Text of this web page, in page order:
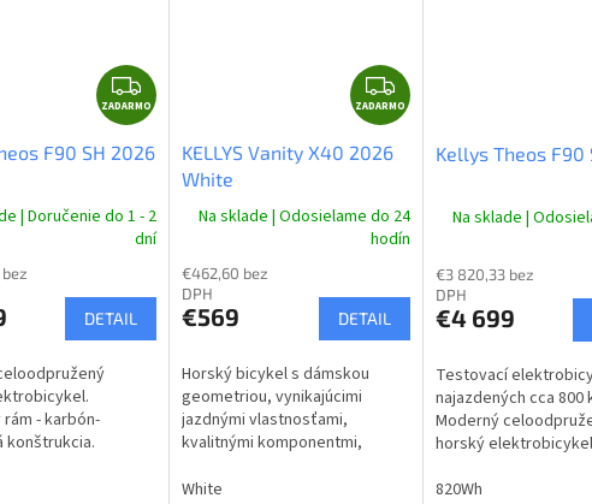
Z
A
D
A
M
ZADARMO
F90 SH 2026
| Doručenie do 1 - 2
dní
DETAIL
- karbón-
konštrukcia.
vysokú odolnosť
Z
A
M
ZADARMO
KELLYS Vanity X40 2026
White
Na sklade | Odosielame do 24
hodín
€462,60 bez
DPH
€569 DETAIL
Horský bicykel s dámskou
geometriou, vynikajúcimi
jazdnými vlastnosťami,
kvalitnými komponentmi,
brzdami, páčkovým radením.
White
Kellys Theos F90
Na sklade |
€3 820,33 bez
DPH
€4 699
Testovací
najazdených cca 800
Moderný
horský
aramidová konštrukcia.
820Wh